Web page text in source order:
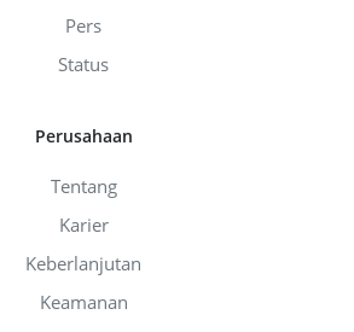
Pers
Status
Perusahaan
Tentang
Karier
Keberlanjutan
Keamanan